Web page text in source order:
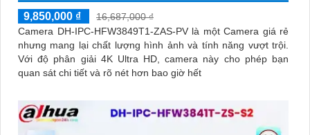
9,850,000 ₫
16,687,000 ₫
Camera DH-IPC-HFW3849T1-ZAS-PV là một Camera giá rẻ
nhưng mang lại chất lượng hình ảnh và tính năng vượt trội.
Với độ phân giải 4K Ultra HD, camera này cho phép bạn
quan sát chi tiết và rõ nét hơn bao giờ hết